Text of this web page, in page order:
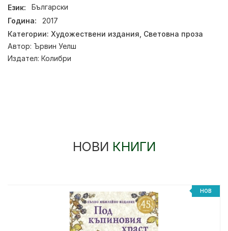
Език:
Български
Година:
2017
Категории: Художествени издания Световна проза
Автор: Ървин Уелш
Издател: Колибри
НОВИ КНИГИ
НОВ